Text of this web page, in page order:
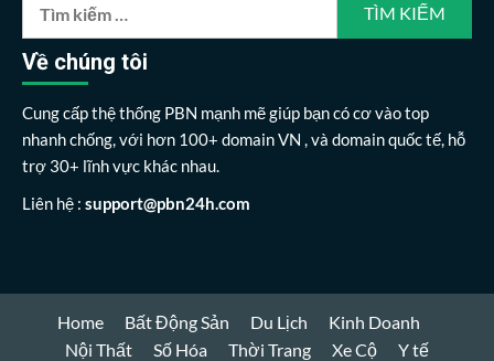
cho:
Về chúng tôi
Cung cấp thệ thống PBN mạnh mẽ giúp bạn có cơ vào top
nhanh chống, với hơn 100+ domain VN , và domain quốc tế, hỗ
trợ 30+ lĩnh vực khác nhau.
Liên hệ : support@pbn24h.com
Home Bất Động Sản Du Lịch
Kinh Doanh
Nội Thất
Số Hóa Thời Trang Xe Cộ Y tế